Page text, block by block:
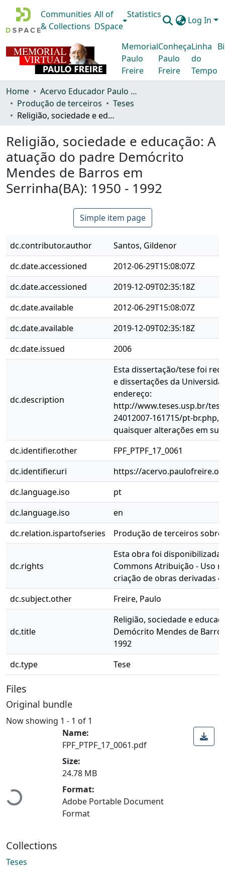
Communities
& Collections
All of
DSpace
Statistics
Log In
Memorial
Paulo
Freire
Conheça
Paulo
Freire
Linha
do
Tempo
Home
Acervo Educador Paulo Freire
Produção de terceiros
Teses
Religião, sociedade e educação: A atuação do padre Demócrito Mendes de Barros em Serrinha(BA): 1950 - 1992
Religião, sociedade e educação: A
atuação do padre Demócrito
Mendes de Barros em
Serrinha(BA): 1950 - 1992
Simple item page
dc.contributor.author
Santos, Gildenor
dc.date.accessioned
2012-06-29T15:08:07Z
dc.date.accessioned
2019-12-09T02:35:18Z
dc.date.available
2012-06-29T15:08:07Z
dc.date.available
2019-12-09T02:35:18Z
dc.date.issued
2006
dc.description
Esta dissertação/tese foi
e dissertações da
endereço:
http://www.teses.usp.br/
24012007-161715/pt-
quaisquer alterações em
dc.identifier.other
FPF_PTPF_17_0061
dc.identifier.uri
https://
dc.language.iso
pt
dc.language.iso
en
dc.relation.ispartofseries
Produção de terceiros sobre
dc.rights
Esta obra foi disponibilizada
Commons Atribuição - Uso
criação de obras derivadas
dc.subject.other
Freire, Paulo
dc.title
Religião, sociedade e
Demócrito Mendes de
1992
dc.type
Tese
Files
Original bundle
Now showing 1 - 1 of 1
Loading...
Name:
FPF_PTPF_17_0061.pdf
Size:
24.78 MB
Format:
Adobe Portable Document
Format
Collections
Teses